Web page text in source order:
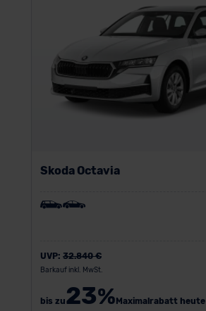
Skoda Octavia
UVP: 32.840 €
Barkauf inkl. MwSt.
bis zu23%Maximalrabatt heute